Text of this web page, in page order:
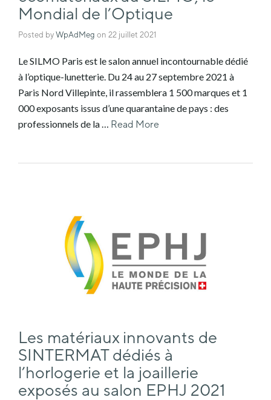
Mondial de l’Optique
Posted by WpAdMeg on 22 juillet 2021
Le SILMO Paris est le salon annuel incontournable dédié
à l’optique-lunetterie. Du 24 au 27 septembre 2021 à
Paris Nord Villepinte, il rassemblera 1 500 marques et 1
000 exposants issus d’une quarantaine de pays : des
professionnels de la … Read More
Les matériaux innovants de
SINTERMAT dédiés à
l’horlogerie et la joaillerie
exposés au salon EPHJ 2021